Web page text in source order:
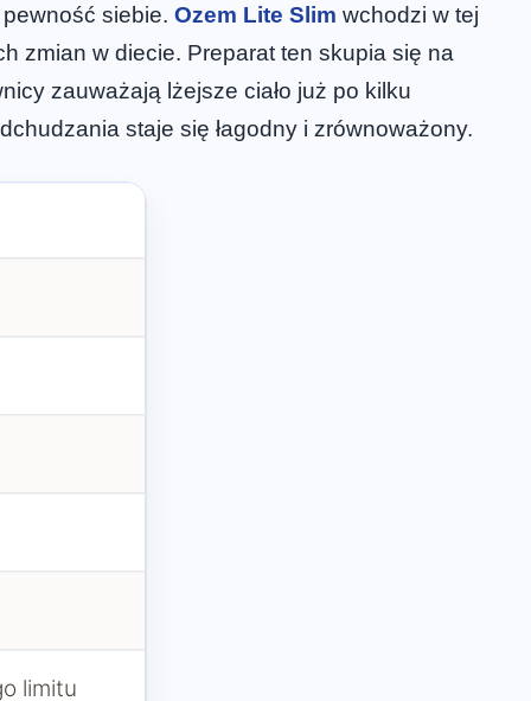
siebie. Ozem Lite Slim wchodzi w tej
zmian w diecie. Preparat ten skupia się na
zauważają lżejsze ciało już po kilku
staje się łagodny i zrównoważony.
limitu